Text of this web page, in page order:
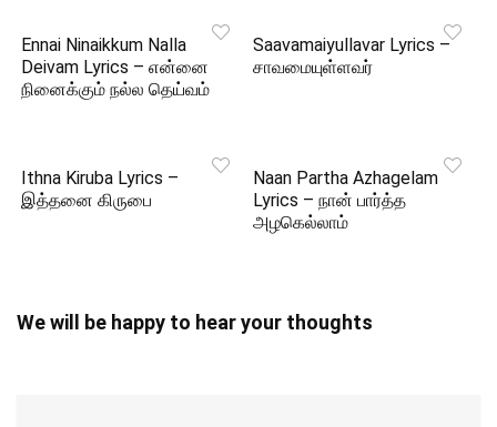
Ennai Ninaikkum Nalla
Deivam Lyrics – என்னை
நினைக்கும் நல்ல தெய்வம்
Saavamaiyullavar Lyrics –
சாவமையுள்ளவர்
Ithna Kiruba Lyrics –
இத்தனை கிருபை
Naan Partha Azhagelam
Lyrics – நான் பார்த்த
அழகெல்லாம்
We will be happy to hear your thoughts